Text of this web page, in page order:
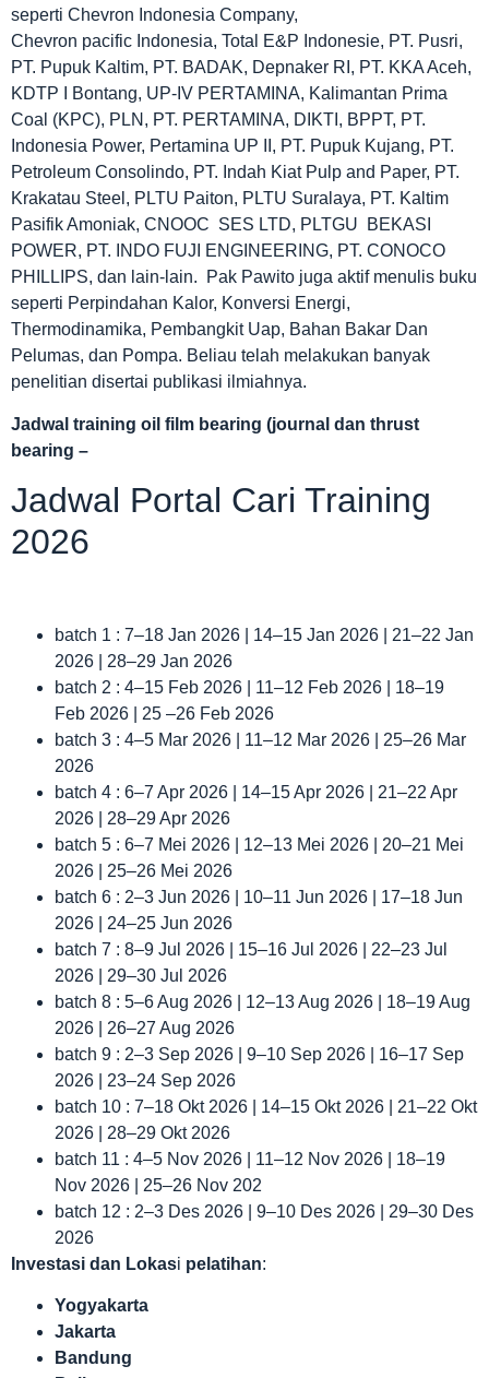
seperti Chevron Indonesia Company,
Chevron pacific Indonesia, Total E&P Indonesie, PT. Pusri,
PT. Pupuk Kaltim, PT. BADAK, Depnaker RI, PT. KKA Aceh,
KDTP I Bontang, UP-IV PERTAMINA, Kalimantan Prima
Coal (KPC), PLN, PT. PERTAMINA, DIKTI, BPPT, PT.
Indonesia Power, Pertamina UP II, PT. Pupuk Kujang, PT.
Petroleum Consolindo, PT. Indah Kiat Pulp and Paper, PT.
Krakatau Steel, PLTU Paiton, PLTU Suralaya, PT. Kaltim
Pasifik Amoniak, CNOOC SES LTD, PLTGU BEKASI
POWER, PT. INDO FUJI ENGINEERING, PT. CONOCO
PHILLIPS, dan lain-lain. Pak Pawito juga aktif menulis buku
seperti Perpindahan Kalor, Konversi Energi,
Thermodinamika, Pembangkit Uap, Bahan Bakar Dan
Pelumas, dan Pompa. Beliau telah melakukan banyak
penelitian disertai publikasi ilmiahnya.
Jadwal training oil film bearing (journal dan thrust
bearing –
Jadwal Portal Cari Training
2026
batch 1 : 7–18 Jan 2026 | 14–15 Jan 2026 | 21–22 Jan
2026 | 28–29 Jan 2026
batch 2 : 4–15 Feb 2026 | 11–12 Feb 2026 | 18–19
Feb 2026 | 25 –26 Feb 2026
batch 3 : 4–5 Mar 2026 | 11–12 Mar 2026 | 25–26 Mar
2026
batch 4 : 6–7 Apr 2026 | 14–15 Apr 2026 | 21–22 Apr
2026 | 28–29 Apr 2026
batch 5 : 6–7 Mei 2026 | 12–13 Mei 2026 | 20–21 Mei
2026 | 25–26 Mei 2026
batch 6 : 2–3 Jun 2026 | 10–11 Jun 2026 | 17–18 Jun
2026 | 24–25 Jun 2026
batch 7 : 8–9 Jul 2026 | 15–16 Jul 2026 | 22–23 Jul
2026 | 29–30 Jul 2026
batch 8 : 5–6 Aug 2026 | 12–13 Aug 2026 | 18–19 Aug
2026 | 26–27 Aug 2026
batch 9 : 2–3 Sep 2026 | 9–10 Sep 2026 | 16–17 Sep
2026 | 23–24 Sep 2026
batch 10 : 7–18 Okt 2026 | 14–15 Okt 2026 | 21–22 Okt
2026 | 28–29 Okt 2026
batch 11 : 4–5 Nov 2026 | 11–12 Nov 2026 | 18–19
Nov 2026 | 25–26 Nov 202
batch 12 : 2–3 Des 2026 | 9–10 Des 2026 | 29–30 Des
2026
Investasi dan Lokasi pelatihan:
Yogyakarta
Jakarta
Bandung